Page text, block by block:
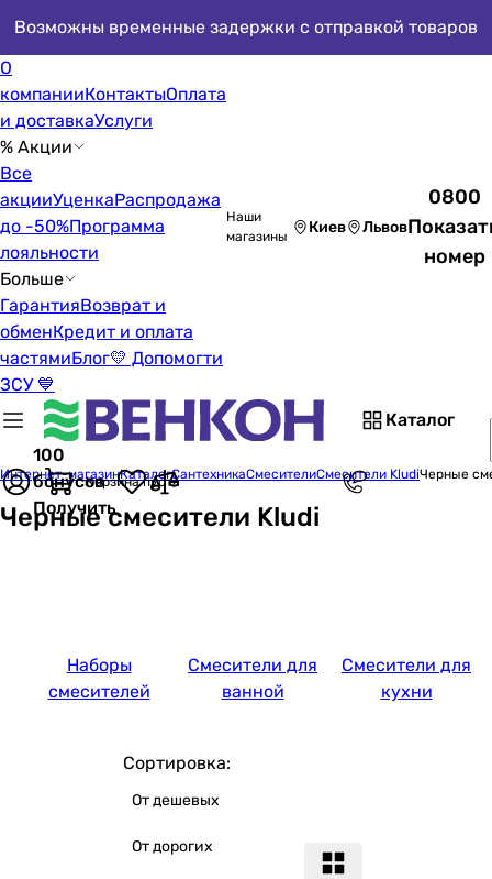
Возможны временные задержки с отправкой товаров
О
компанииКонтактыОплата
и доставкаУслуги
% Акции
Все
акцииУценкаРаспродажа
до -50%Программа
лояльности
Больше
ГарантияВозврат и
обменКредит и оплата
частямиБлог💛 Допомогти
ЗСУ 💙
Наши
магазины
Киев Львов
0800
номер
Каталог
100
бонусов
Получить
Корзина пуста
Интернет-магазинКаталогСантехникаСмесителиСмесители KludiЧерные
Черные смесители Kludi
Наборы
смесителей
Смесители для
ванной
Смесители для
кухни
Сортировка:
От дешевых
От дорогих